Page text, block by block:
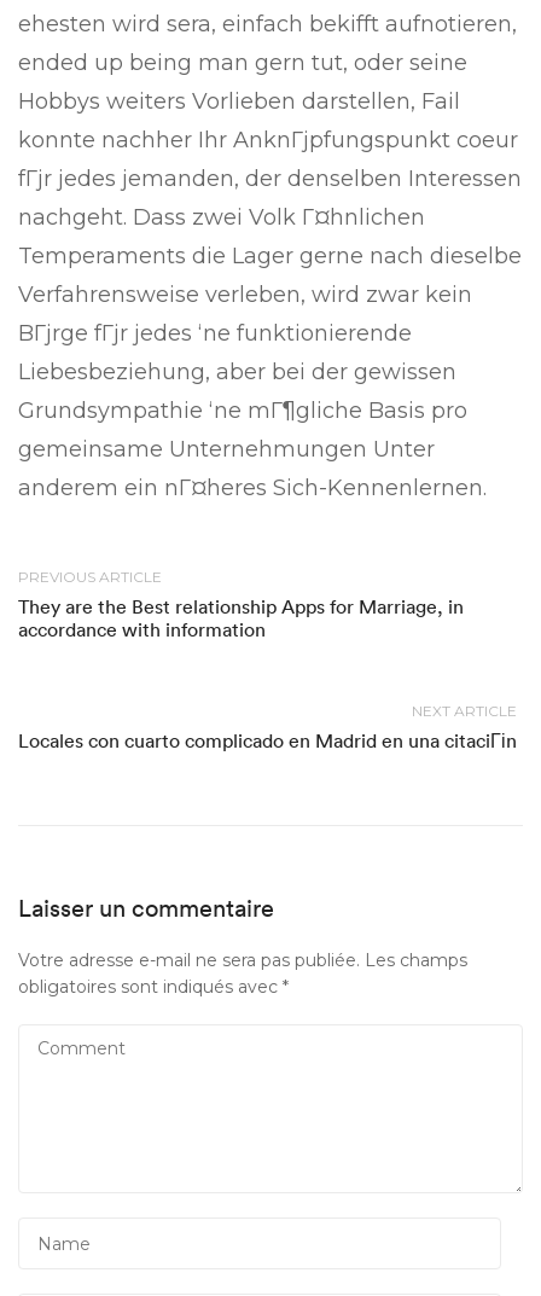
ehesten wird sera, einfach bekifft aufnotieren,
ended up being man gern tut, oder seine
Hobbys weiters Vorlieben darstellen, Fail
konnte nachher Ihr AnknГјpfungspunkt coeur
fГјr jedes jemanden, der denselben Interessen
nachgeht. Dass zwei Volk Г¤hnlichen
Temperaments die Lager gerne nach dieselbe
Verfahrensweise verleben, wird zwar kein
BГјrge fГјr jedes ‘ne funktionierende
Liebesbeziehung, aber bei der gewissen
Grundsympathie ‘ne mГ¶gliche Basis pro
gemeinsame Unternehmungen Unter
anderem ein nГ¤heres Sich-Kennenlernen.
PREVIOUS ARTICLE
They are the Best relationship Apps for Marriage, in
accordance with information
NEXT ARTICLE
Locales con cuarto complicado en Madrid en una citaciГіn
Laisser un commentaire
Votre adresse e-mail ne sera pas publiée. Les champs
obligatoires sont indiqués avec *